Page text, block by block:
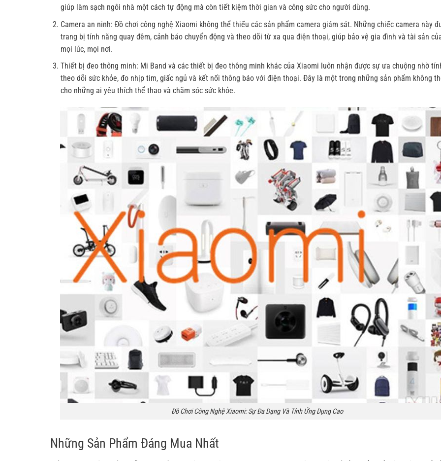
giúp làm sạch ngôi nhà một cách tự động mà còn tiết kiệm thời gian và công sức cho người dùng.
Camera an ninh: Đồ chơi công nghệ Xiaomi không thể thiếu các sản phẩm camera giám sát. Những chiếc camera này
trang bị tính năng quay đêm, cảnh báo chuyển động và theo dõi từ xa qua điện thoại, giúp bảo vệ gia đình và tài sản
mọi lúc, mọi nơi.
Thiết bị đeo thông minh: Mi Band và các thiết bị đeo thông minh khác của Xiaomi luôn nhận được sự ưa chuộng nhờ
theo dõi sức khỏe, đo nhịp tim, giấc ngủ và kết nối thông báo với điện thoại. Đây là một trong những sản phẩm không
cho những ai yêu thích thể thao và chăm sóc sức khỏe.
Đồ Chơi Công Nghệ Xiaomi: Sự Đa Dạng Và Tính Ứng Dụng Cao
Những Sản Phẩm Đáng Mua Nhất